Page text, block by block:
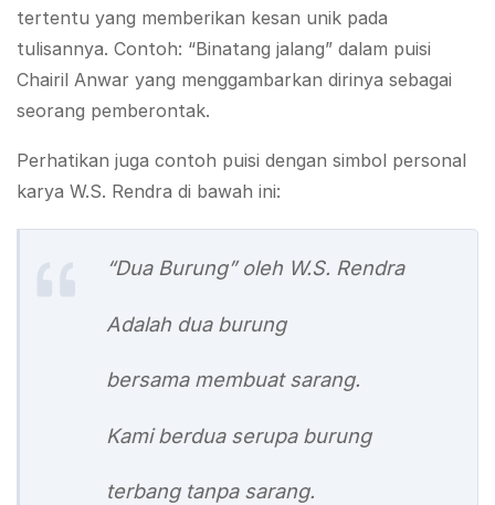
tertentu yang memberikan kesan unik pada
tulisannya. Contoh: “Binatang jalang” dalam puisi
Chairil Anwar yang menggambarkan dirinya sebagai
seorang pemberontak.
Perhatikan juga contoh puisi dengan simbol personal
karya W.S. Rendra di bawah ini:
“Dua Burung” oleh W.S. Rendra
Adalah dua burung
bersama membuat sarang.
Kami berdua serupa burung
terbang tanpa sarang.